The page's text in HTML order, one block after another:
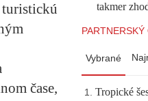
čase,
takmer
PARTNERSKÝ
Vybrané
Tropické